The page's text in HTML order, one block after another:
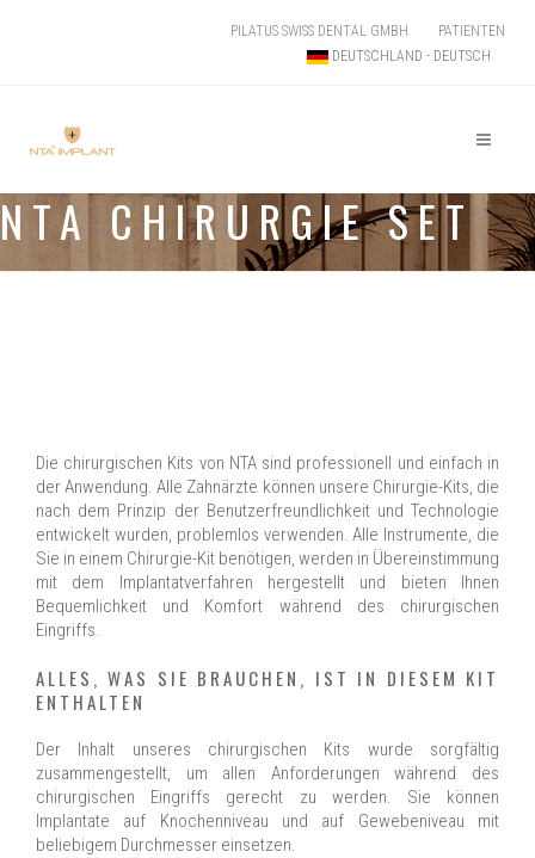
PATIENTEN
PILATUS SWISS DENTAL GMBH
DEUTSCHLAND - DEUTSCH
NTA CHIRURGIE SET
Die chirurgischen Kits von NTA sind professionell und einfach in
der Anwendung. Alle Zahnärzte können unsere Chirurgie-Kits, die
nach dem Prinzip der Benutzerfreundlichkeit und Technologie
entwickelt wurden, problemlos verwenden. Alle Instrumente, die
Sie in einem Chirurgie-Kit benötigen, werden in Übereinstimmung
mit dem Implantatverfahren hergestellt und bieten Ihnen
Bequemlichkeit und Komfort während des chirurgischen
Eingriffs.
ALLES, WAS SIE BRAUCHEN, IST IN DIESEM KIT
ENTHALTEN
Der Inhalt unseres chirurgischen Kits wurde sorgfältig
zusammengestellt, um allen Anforderungen während des
chirurgischen Eingriffs gerecht zu werden. Sie können
Implantate auf Knochenniveau und auf Gewebeniveau mit
beliebigem Durchmesser einsetzen.